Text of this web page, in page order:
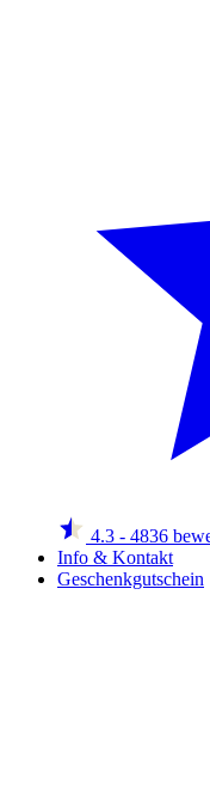
4.3 - 4836
Info & Kontakt
Geschenkgutschein